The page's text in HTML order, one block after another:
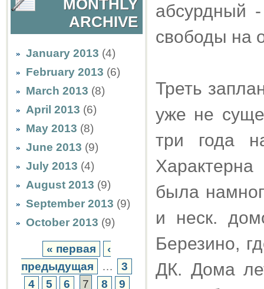
MONTHLY
ARCHIVE
January 2013 (4)
February 2013 (6)
March 2013 (8)
April 2013 (6)
May 2013 (8)
June 2013 (9)
July 2013 (4)
August 2013 (9)
September 2013 (9)
October 2013 (9)
« первая
‹
предыдущая
…
3
4
5 6 7 8
9
абсурдный
свободы на
Треть
уже не
три года
была
и неск.
Березино,
ДК. Дома